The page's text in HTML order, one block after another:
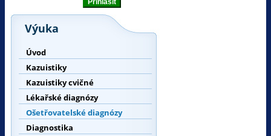
Výuka
Úvod
Kazuistiky
Kazuistiky cvičné
Lékařské diagnózy
Ošetřovatelské diagnózy
Diagnostika